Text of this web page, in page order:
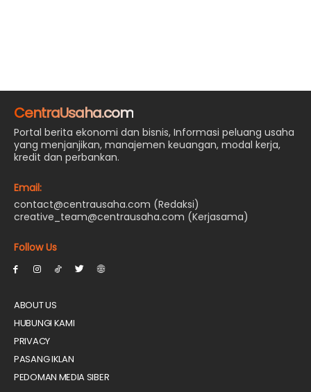
CentraUsaha.com
Portal berita ekonomi dan bisnis, Informasi peluang usaha
yang menjanjikan, manajemen keuangan, modal kerja,
kredit dan perbankan.
Email:
contact@centrausaha.com (Redaksi)
creative_team@centrausaha.com (Kerjasama)
Follow Us
ABOUT US
HUBUNGI KAMI
PRIVACY
PASANG IKLAN
PEDOMAN MEDIA SIBER